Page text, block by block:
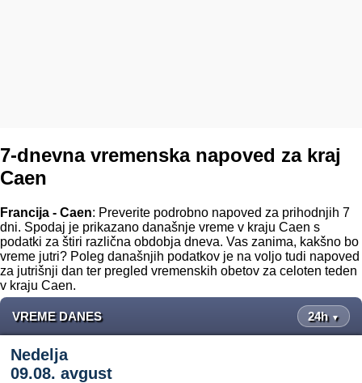
7-dnevna vremenska napoved za kraj
Caen
Francija - Caen: Preverite podrobno napoved za prihodnjih 7
dni. Spodaj je prikazano današnje vreme v kraju Caen s
podatki za štiri različna obdobja dneva. Vas zanima, kakšno bo
vreme jutri? Poleg današnjih podatkov je na voljo tudi napoved
za jutrišnji dan ter pregled vremenskih obetov za celoten teden
v kraju Caen.
VREME DANES 24h ▼
Nedelja
09.08. avgust